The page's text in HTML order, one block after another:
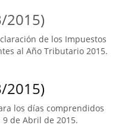
2015)
de los Impuestos
al Año Tributario 2015.
2015)
los días comprendidos
de Abril de 2015.